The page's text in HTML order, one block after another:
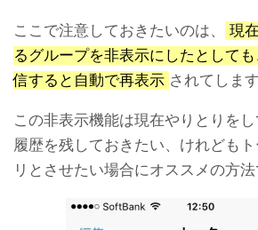
【悪用厳禁】LINE機内モー
ドで既読をつけない方法。
iPhone編
LINEで友
ここで注意しておきたいのは、
現
るグループを非表示にしたとして
信すると自動で再表示 されてします
この非表示機能は現在やりとりを
履歴を残しておきたい、けれども
リとさせたい場合にオススメの方法